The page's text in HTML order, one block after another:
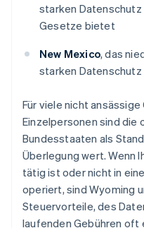
starken
Gesetze bietet
New Mexico, das
starken
Für viele nicht
Einzelpersonen sind die
Bundesstaaten als
Überlegung wert. Wenn
tätig ist oder nicht in
operiert, sind Wyoming
Steuervorteile, des
laufenden Gebühren oft